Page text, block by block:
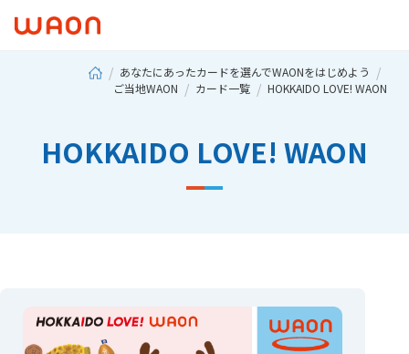
あなたにあったカードを選んでWAONをはじめよう
ご当地WAON
カード一覧 HOKKAIDO LOVE! WAON
HOKKAIDO LOVE! WAON